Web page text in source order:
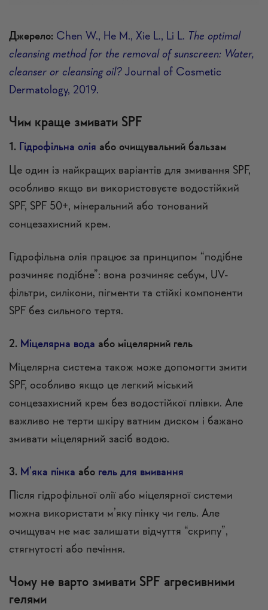
Джерело: Chen W., He M., Xie L., Li L. The optimal
cleansing method for the removal of sunscreen: Water,
cleanser or cleansing oil?Journal of Cosmetic
Dermatology, 2019.
Чим краще змивати SPF
1. Гідрофільна олія або очищувальний бальзам
Це один із найкращих варіантів для змивання SPF,
особливо якщо ви використовуєте водостійкий
SPF, SPF 50+, мінеральний або тонований
сонцезахисний крем.
Гідрофільна олія працює за принципом “подібне
розчиняє подібне”: вона розчиняє себум, UV-
фільтри, силікони, пігменти та стійкі компоненти
SPF без сильного тертя.
2. Міцелярна вода або міцелярний гель
Міцелярна система також може допомогти змити
SPF, особливо якщо це легкий міський
сонцезахисний крем без водостійкої плівки. Але
важливо не терти шкіру ватним диском і бажано
змивати міцелярний засіб водою.
3. М’яка пінка або гель для вмивання
Після гідрофільної олії або міцелярної системи
можна використати м’яку пінку чи гель. Але
очищувач не має залишати відчуття “скрипу”,
стягнутості або печіння.
Чому не варто змивати SPF агресивними
гелями